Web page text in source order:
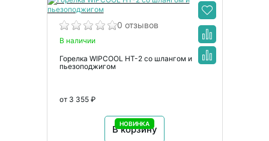
0 отзывов
В наличии
Горелка WIPCOOL HT-2 со шлангом и
пьезоподжигом
от 3 355 ₽
В корзину
НОВИНКА